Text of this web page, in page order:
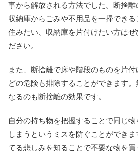
事から解放される方法でした。断捨
収納庫からごみや不用品を一掃でき
住みたい、収納庫を片付けたい方はぜ
ださい。
また、断捨離で床や階段のものを片
どの危険も排除することができます。
なるのも断捨離の効果です。
自分の持ち物を把握することで同じ
しまうというミスを防ぐことができ
てる悲しみを知ることで不要な物を